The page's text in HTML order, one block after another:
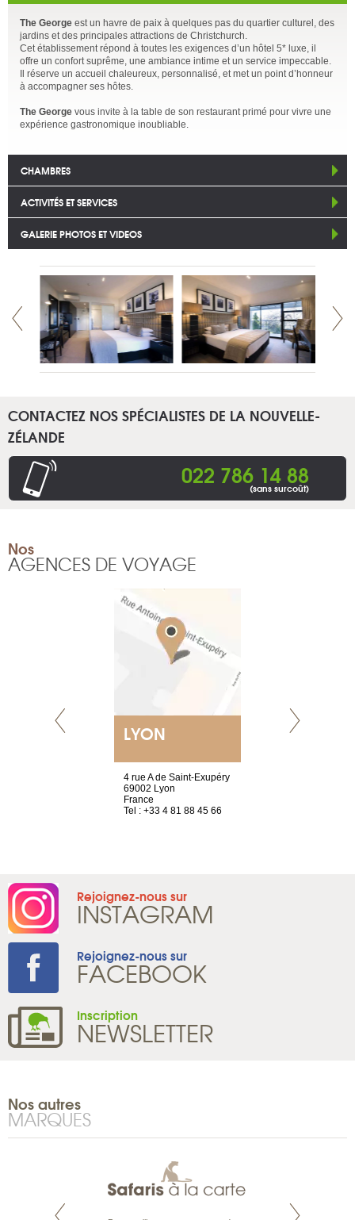
The George est un havre de paix à quelques pas du quartier culturel, des
jardins et des principales attractions de Christchurch.
Cet établissement répond à toutes les exigences d’un hôtel 5* luxe, il
offre un confort suprême, une ambiance intime et un service impeccable.
Il réserve un accueil chaleureux, personnalisé, et met un point d’honneur
à accompagner ses hôtes.
The George vous invite à la table de son restaurant primé pour vivre une
expérience gastronomique inoubliable.
CHAMBRES
ACTIVITÉS ET SERVICES
GALERIE PHOTOS ET VIDEOS
CONTACTEZ NOS SPÉCIALISTES DE LA NOUVELLE-
ZÉLANDE
022 786 14 88
(sans surcoût)
Nos
AGENCES DE VOYAGE
LYON
4 rue A de Saint-Exupéry
69002 Lyon
France
Tel : +33 4 81 88 45 66
Rejoignez-nous sur
INSTAGRAM
Rejoignez-nous sur
FACEBOOK
Inscription
NEWSLETTER
Nos autres
MARQUES